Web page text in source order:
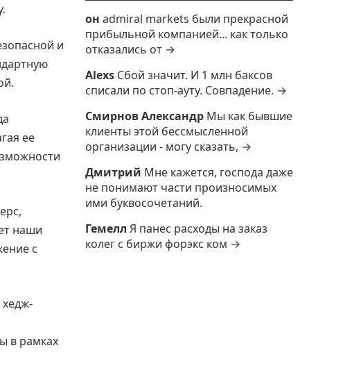
и
ее
наши
с
хедж-
в рамках
он admiral markets были прекрасной
прибыльной компанией... как только
отказались от →
Alexs Сбой значит. И 1 млн баксов
списали по стоп-ауту. Совпадение. →
Смирнов Александр Мы как бывшие
клиенты этой бессмысленной
организации - могу сказать, →
Дмитрий Мне кажется, господа даже
не понимают части произносимых
ими буквосочетаний.
Гемелл Я панес расходы на заказ
колег с биржи форэкс ком →